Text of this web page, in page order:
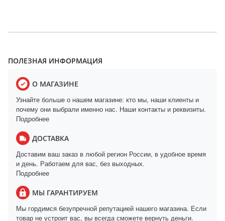
ПОЛЕЗНАЯ ИНФОРМАЦИЯ
О МАГАЗИНЕ
Узнайте больше о нашем магазине: кто мы, наши клиенты и
почему они выбрали именно нас. Наши контакты и реквизиты.
Подробнее
ДОСТАВКА
Доставим ваш заказ в любой регион России, в удобное время
и день. Работаем для вас, без выходных.
Подробнее
МЫ ГАРАНТИРУЕМ
Мы гордимся безупречной репутацией нашего магазина. Если
товар не устроит вас, вы всегда сможете вернуть деньги.